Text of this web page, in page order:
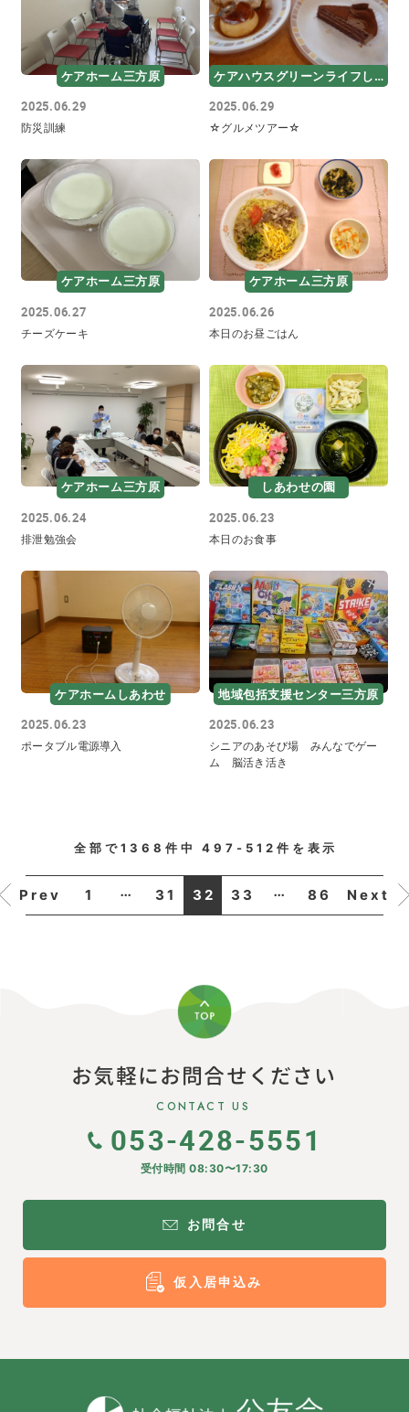
ケアホーム三方原
2025.06.29
防災訓練
ケアハウスグリーンライフしあわせ
2025.06.29
☆グルメツアー☆
ケアホーム三方原
2025.06.27
チーズケーキ
ケアホーム三方原
2025.06.26
本日のお昼ごはん
ケアホーム三方原
2025.06.24
排泄勉強会
しあわせの園
2025.06.23
本日のお食事
ケアホームしあわせ
2025.06.23
ポータブル電源導入
地域包括支援センター三方原
2025.06.23
シニアのあそび場 みんなでゲー
ム 脳活き活き
全部で1368 件中497-512 件を表示
Prev 1 ... 31 32 33 ... 86 Next
お気軽にお問合せください
CONTACT US
053-428-5551
受付時間 08:30〜17:30
お問合せ
仮入居申込み